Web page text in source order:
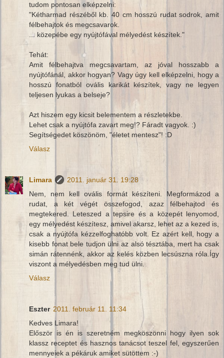
tudom pontosan elképzelni:
"Kétharmad részéből kb. 40 cm hosszú rudat sodrok, amit
félbehajtok és megcsavarok.
... közepébe egy nyújtófával mélyedést készítek."
Tehát:
Amit félbehajtva megcsavartam, az jóval hosszabb a
nyújtófánál, akkor hogyan? Vagy úgy kell elképzelni, hogy a
hosszú fonatból ovális karikát készítek, vagy ne legyen
teljesen lyukas a belseje?
Azt hiszem egy kicsit belementem a részletekbe.
Lehet csak a nyújtófa zavart meg!? Fáradt vagyok. :)
Segítségedet köszönöm, "életet mentesz"! :D
Válasz
Limara
2011. január 31. 19:28
Nem, nem kell ovális formát készíteni. Megformázod a
rudat, a két végét összefogod, azaz félbehajtod és
megtekered. Leteszed a tepsire és a közepét lenyomod,
egy mélyedést készítesz, amivel akarsz, lehet az a kezed is,
csak a nyújtófa kézzelfoghatóbb volt. Ez azért kell, hogy a
kisebb fonat bele tudjon ülni az alsó tésztába, mert ha csak
simán rátennénk, akkor az kelés közben lecsúszna róla.Így
viszont a mélyedésben meg tud ülni.
Válasz
Eszter 2011. február 11. 11:34
Kedves Limara!
Először is én is szeretném megköszönni hogy ilyen sok
klassz receptet és hasznos tanácsot teszel fel, egyszerűen
mennyeiek a pékáruk amiket sütöttem :-)